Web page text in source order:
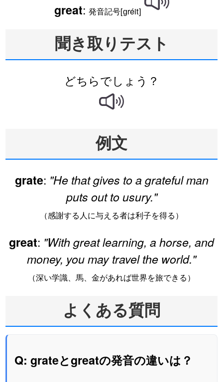
great: 発音記号[ɡréit]
聞き取りテスト
どちらでしょう？
例文
grate: "He that gives to a grateful man
puts out to usury."
（感謝する人に与える者は利子を得る）
great: "With great learning, a horse, and
money, you may travel the world."
（深い学識、馬、金があれば世界を旅できる）
よくある質問
Q: grateとgreatの発音の違いは？